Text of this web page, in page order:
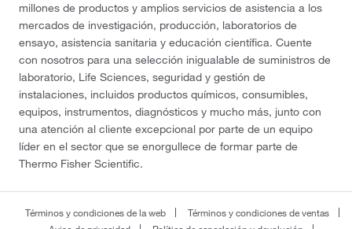
millones de productos y amplios servicios de asistencia a los
mercados de investigación, producción, laboratorios de
ensayo, asistencia sanitaria y educación científica. Cuente
con nosotros para una selección inigualable de suministros de
laboratorio, Life Sciences, seguridad y gestión de
instalaciones, incluidos productos químicos, consumibles,
equipos, instrumentos, diagnósticos y mucho más, junto con
una atención al cliente excepcional por parte de un equipo
líder en el sector que se enorgullece de formar parte de
Thermo Fisher Scientific.
Términos y condiciones de la web
Términos y condiciones de ventas